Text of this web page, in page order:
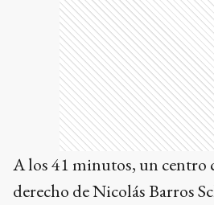
A los 41 minutos, un centro
derecho de Nicolás Barros